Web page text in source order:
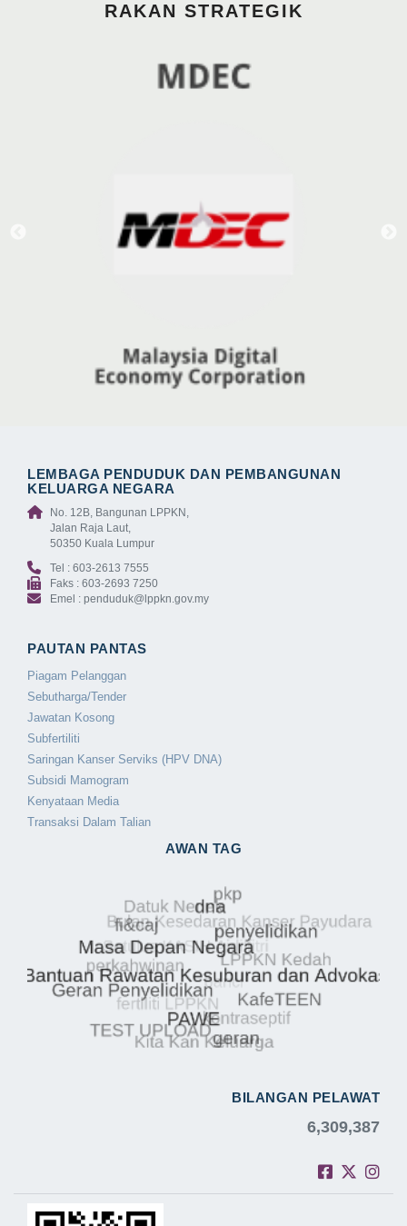
RAKAN STRATEGIK
LEMBAGA PENDUDUK DAN PEMBANGUNAN
KELUARGA NEGARA
No. 12B, Bangunan LPPKN,
Jalan Raja Laut,
50350 Kuala Lumpur
Tel : 603-2613 7555
Faks : 603-2693 7250
Emel : penduduk@lppkn.gov.my
PAUTAN PANTAS
Piagam Pelanggan
Sebutharga/Tender
Jawatan Kosong
Subfertiliti
Saringan Kanser Serviks (HPV DNA)
Subsidi Mamogram
Kenyataan Media
Transaksi Dalam Talian
AWAN TAG
BILANGAN PELAWAT
6,309,387